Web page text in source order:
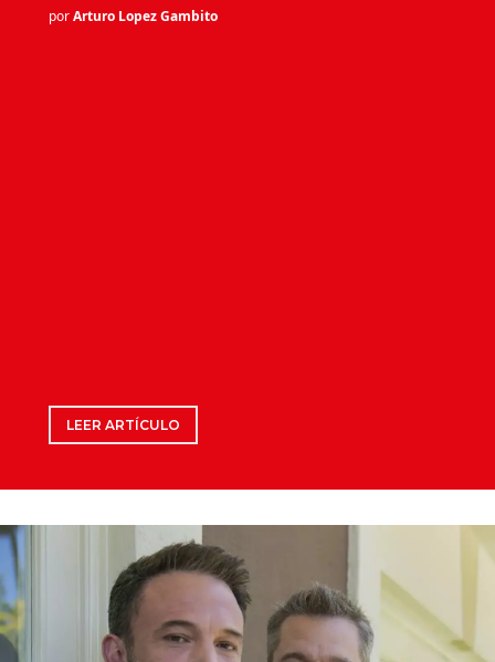
porArturo Lopez Gambito
LEER ARTÍCULO